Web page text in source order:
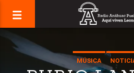
MÚSICA